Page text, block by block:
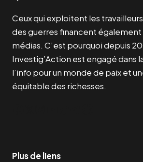
Ceux qui exploitent les
des guerres financent également
médias. C’est pourquoi depuis
Investig’Action est engagé dans
l’info pour un monde de paix et
équitable des richesses.
Plus de liens